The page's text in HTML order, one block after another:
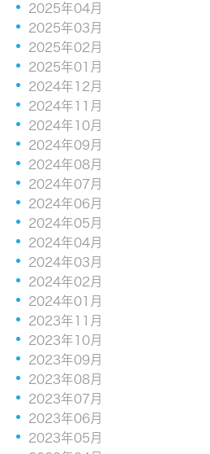
2025年04月
2025年03月
2025年02月
2025年01月
2024年12月
2024年11月
2024年10月
2024年09月
2024年08月
2024年07月
2024年06月
2024年05月
2024年04月
2024年03月
2024年02月
2024年01月
2023年11月
2023年10月
2023年09月
2023年08月
2023年07月
2023年06月
2023年05月